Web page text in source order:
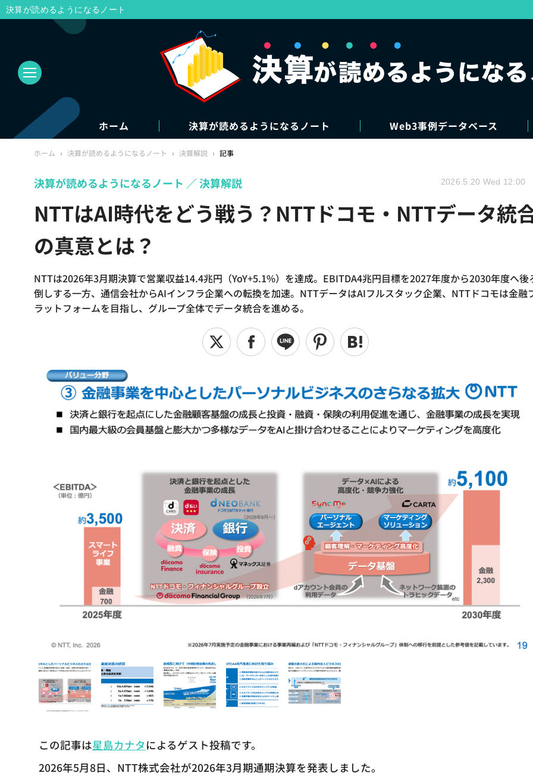
ホーム 決算が読めるようになるノート Web3事例データベース
ホーム › 決算が読めるようになるノート › 決算解説 › 記事
NTTはAI時代をどう戦う？NTTドコモ・NTTデータ統
の真意とは？
NTTは2026年3月期決算で営業収益14.4兆円（YoY+5.1%）を達成。EBITDA4兆円目標を2027年度から2030年度へ後
倒しする一方、通信会社からAIインフラ企業への転換を加速。NTTデータはAIフルスタック企業、NTTドコモは金融
ラットフォームを目指し、グループ全体でデータ統合を進める。
決算が読めるようになるノート 決算解説 2026.5.20 Wed 12:00
この記事は星島カナタによるゲスト投稿です。
2026年5月8日、NTT株式会社が2026年3月期通期決算を発表しました。
決算が読めるようになるノート